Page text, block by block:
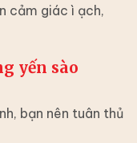
cảm giác ì ạch,
yến sào
bạn nên tuân thủ